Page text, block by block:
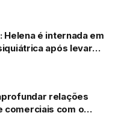
Helena é internada em
após levar
e desaparece
relações
comerciais com o